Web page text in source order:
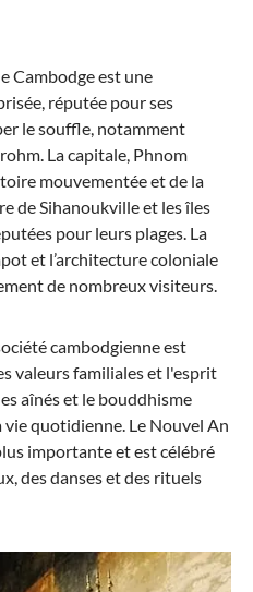
Cambodge est une
réputée pour ses
le souffle, notamment
La capitale, Phnom
mouvementée et de la
de Sihanoukville et les îles
pour leurs plages. La
et l’architecture coloniale
de nombreux visiteurs.
cambodgienne est
valeurs familiales et l'esprit
aînés et le bouddhisme
quotidienne. Le Nouvel An
importante et est célébré
des danses et des rituels